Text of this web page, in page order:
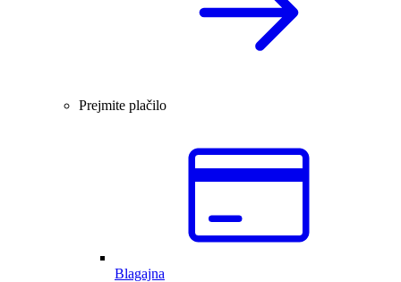
Prejmite plačilo
Blagajna